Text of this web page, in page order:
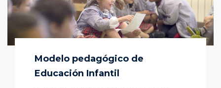
Modelo pedagógico de
Educación Infantil